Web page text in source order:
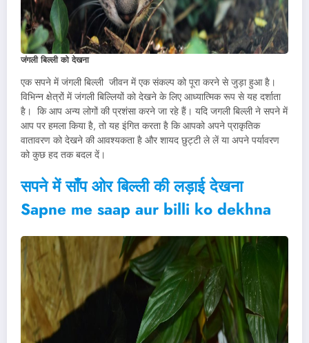
जंगली बिल्ली को देखना
एक सपने में जंगली बिल्ली जीवन में एक संकल्प को पूरा करने से जुड़ा हुआ है।
विभिन्न क्षेत्रों में जंगली बिल्लियों को देखने के लिए आध्यात्मिक रूप से यह दर्शाता
है। कि आप अन्य लोगों की प्रशंसा करने जा रहे हैं। यदि जगली बिल्ली ने सपने में
आप पर हमला किया है, तो यह इंगित करता है कि आपको अपने प्राकृतिक
वातावरण को देखने की आवश्यकता है और शायद छुट्टी ले लें या अपने पर्यावरण
को कुछ हद तक बदल दें।
सपने में साँप ओर बिल्ली की लड़ाई देखना
Sapne me saap aur billi ko dekhna